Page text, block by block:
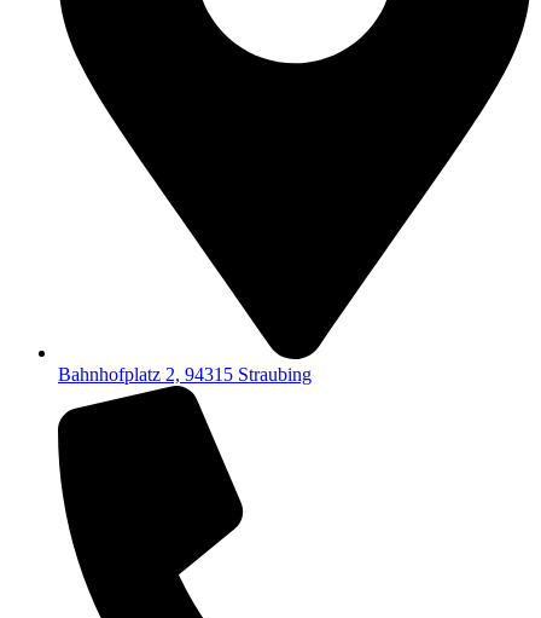
Bahnhofplatz 2, 94315 Straubing